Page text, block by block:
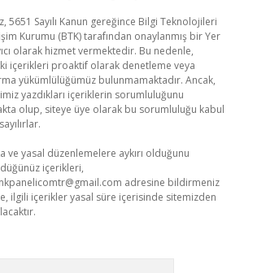
5651 Sayılı Kanun gereğince Bilgi Teknolojileri
Kurumu (BTK) tarafından onaylanmış bir Yer
olarak hizmet vermektedir. Bu nedenle,
içerikleri proaktif olarak denetleme veya
yükümlülüğümüz bulunmamaktadır. Ancak,
yazdıkları içeriklerin sorumluluğunu
olup, siteye üye olarak bu sorumluluğu kabul
ve yasal düzenlemelere aykırı olduğunu
içerikleri,
adresine bildirmeniz
ilgili içerikler yasal süre içerisinde sitemizden